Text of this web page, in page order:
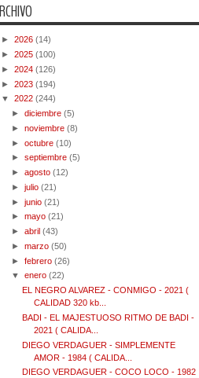
► 2026 (14)
► 2025 (100)
► 2024 (126)
► 2023 (194)
▼ 2022 (244)
►diciembre (5)
►noviembre (8)
►octubre (10)
►septiembre (5)
►agosto (12)
►julio (21)
►junio (21)
►mayo (21)
►abril (43)
►marzo (50)
►febrero (26)
▼enero (22)
EL NEGRO ALVAREZ - CONMIGO - 2021 (
CALIDAD 320 kb...
BADI - EL MAJESTUOSO RITMO DE BADI -
2021 ( CALIDA...
DIEGO VERDAGUER - SIMPLEMENTE
AMOR - 1984 ( CALIDA...
DIEGO VERDAGUER - COCO LOCO - 1982